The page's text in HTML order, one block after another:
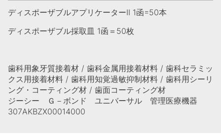
ディスポーザブルアプリケーターII 1函=50本
ディスポーザブル採取皿 1函＝50枚
歯科用象牙質接着材 / 歯科金属用接着材料 / 歯科セラミッ
クス用接着材料 / 歯科用知覚過敏抑制材料 / 歯科用シーリ
ング・コーティング材 / 歯面コーティング材
ジーシー Ｇ－ボンド ユニバーサル 管理医療機器
307AKBZX00014000